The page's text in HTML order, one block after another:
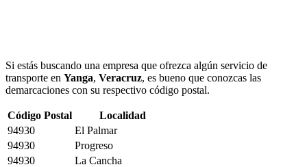
Si estás buscando una empresa que ofrezca algún servicio de
transporte en Yanga, Veracruz, es bueno que conozcas las
demarcaciones con su respectivo código postal.
Código Postal
Localidad
94930
El Palmar
94930
Progreso
94930
La Cancha